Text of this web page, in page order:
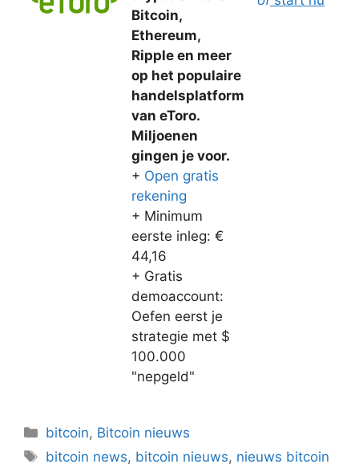
Bitcoin,
Ethereum,
Ripple en meer
op het populaire
handelsplatform
van eToro.
Miljoenen
gingen je voor.
+ Open gratis
rekening
+ Minimum
eerste inleg: €
44,16
+ Gratis
demoaccount:
Oefen eerst je
strategie met $
100.000
"nepgeld"
Categorieën
bitcoin, Bitcoin nieuws
Tags
bitcoin news, bitcoin nieuws, nieuws bitcoin